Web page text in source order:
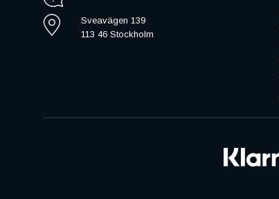
Sveavägen 139
113 46 Stockholm